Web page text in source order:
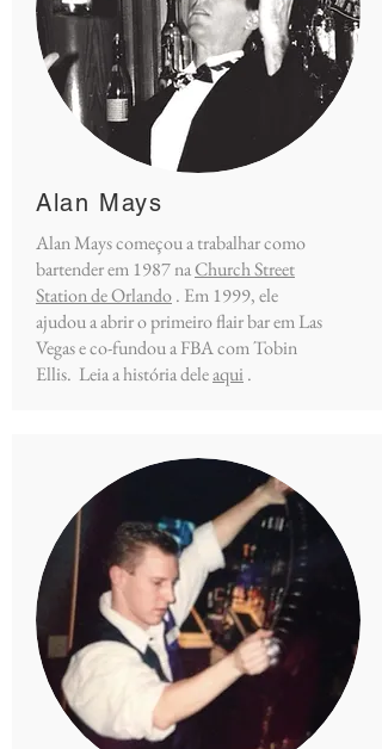
Alan Mays
Alan Mays começou a trabalhar como
bartender em 1987 naChurch Street
Station de Orlando. Em 1999, ele
ajudou a abrir o primeiro flair bar em Las
Vegas e co-fundou a FBA com Tobin
Ellis. Leia a história deleaqui.